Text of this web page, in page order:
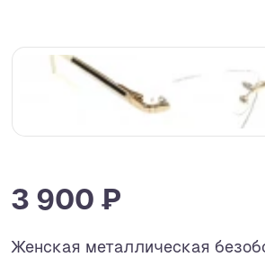
3 900 ₽
Женская металлическая